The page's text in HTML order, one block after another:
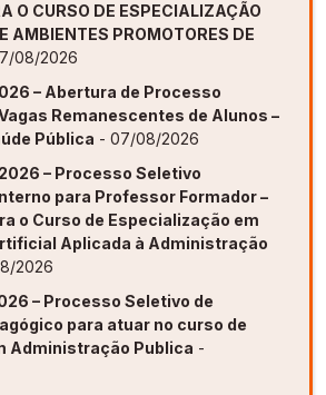
O CURSO DE ESPECIALIZAÇÃO
AMBIENTES PROMOTORES DE
08/2026
– Abertura de Processo
Remanescentes de Alunos –
Pública - 07/08/2026
– Processo Seletivo
para Professor Formador –
o Curso de Especialização em
Aplicada à Administração
2026
– Processo Seletivo de
para atuar no curso de
Administração Publica -